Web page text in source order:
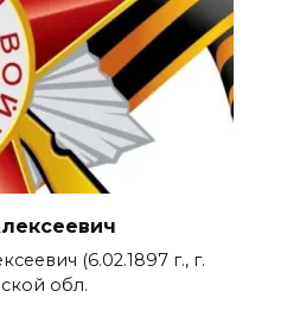
(6.02.1897 г., г.
обл.